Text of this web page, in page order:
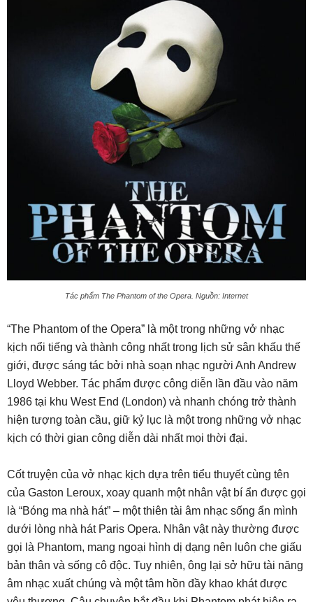
Tác phẩm The Phantom of the Opera. Nguồn: Internet
“The Phantom of the Opera” là một trong những vở nhạc
kịch nổi tiếng và thành công nhất trong lịch sử sân khấu thế
giới, được sáng tác bởi nhà soạn nhạc người Anh Andrew
Lloyd Webber. Tác phẩm được công diễn lần đầu vào năm
1986 tại khu West End (London) và nhanh chóng trở thành
hiện tượng toàn cầu, giữ kỷ lục là một trong những vở nhạc
kịch có thời gian công diễn dài nhất mọi thời đại.
Cốt truyện của vở nhạc kịch dựa trên tiểu thuyết cùng tên
của Gaston Leroux, xoay quanh một nhân vật bí ẩn được gọi
là “Bóng ma nhà hát” – một thiên tài âm nhạc sống ẩn mình
dưới lòng nhà hát Paris Opera. Nhân vật này thường được
gọi là Phantom, mang ngoại hình dị dạng nên luôn che giấu
bản thân và sống cô độc. Tuy nhiên, ông lại sở hữu tài năng
âm nhạc xuất chúng và một tâm hồn đầy khao khát được